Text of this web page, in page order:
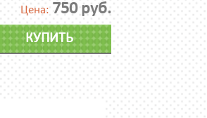
Цена: 750 руб.
КУПИТЬ